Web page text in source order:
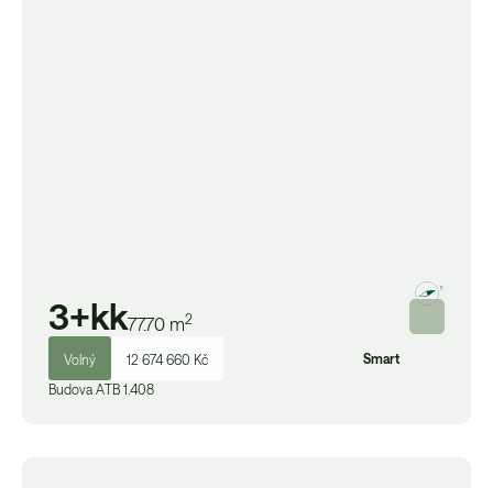
3+kk77.70 m2
Volný 12 674 660 Kč
Smart
Budova ATB 1.408